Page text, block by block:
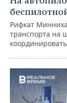
Рифкат
транспорта на